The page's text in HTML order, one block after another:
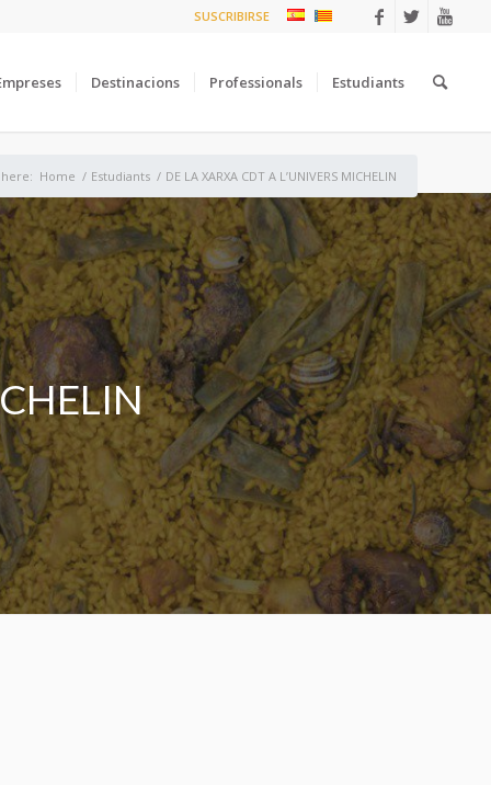
SUSCRIBIRSE
Destinacions Professionals Estudiants
Home / Estudiants / DE LA XARXA CDT A L’UNIVERS MICHELIN